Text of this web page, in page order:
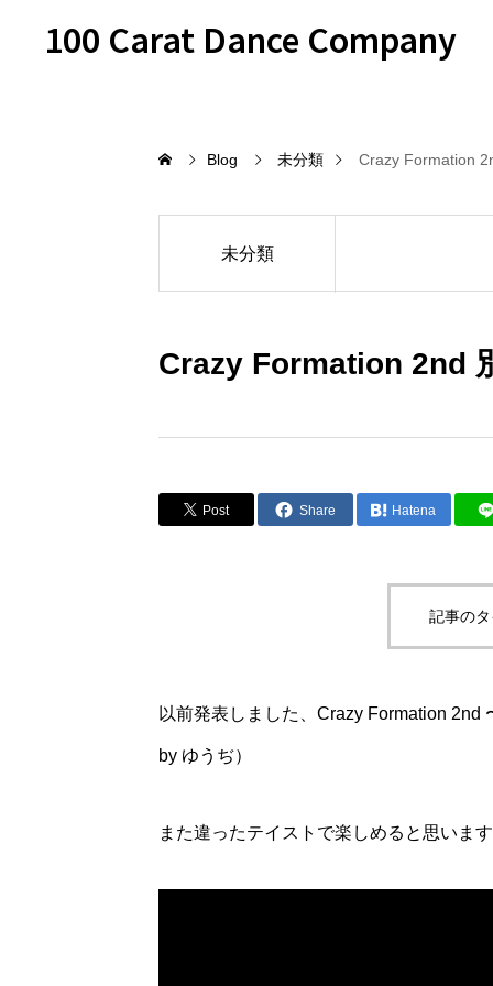
100 Carat Dance Company
Blog 未分類 Crazy Formation
未分類
Crazy Formation 2nd
Post Share Hatena
記事の
以前発表しました、Crazy Formation
by ゆうぢ）
また違ったテイストで楽しめると思いま